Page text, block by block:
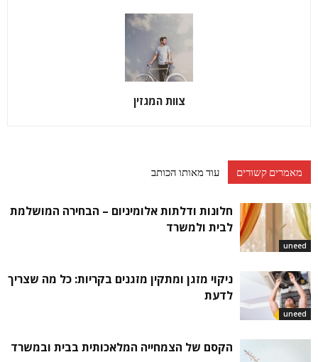
צוות המגזין
מאמרים קשורים עוד מאותו הכותב
uneed
חלונות ודלתות אלומיניום – הבחירה המושלמת
לבית ולמשרד
uneed
ניקוי מזגן ומתקין מזגנים בקריות: כל מה שצריך
לדעת
הקסם של הצמחייה המלאכותית בבית ובמשרד